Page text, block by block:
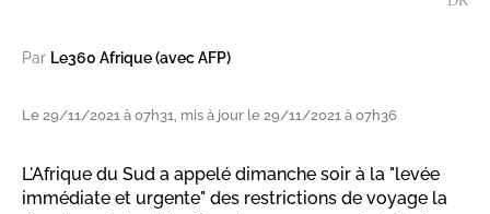
Par Le360 Afrique (avec AFP)
Le 29/11/2021 à 07h31, mis à jour le 29/11/2021 à 07h36
L'Afrique du Sud a appelé dimanche soir à la "levée
immédiate et urgente" des restrictions de voyage la